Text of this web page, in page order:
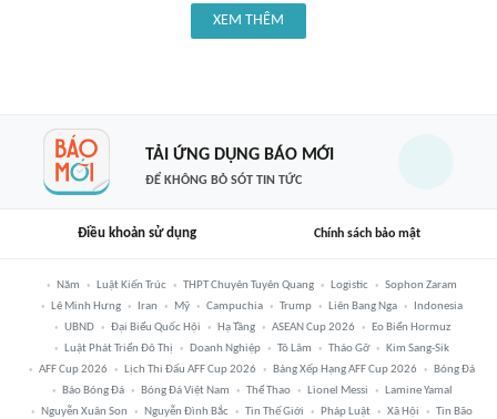
XEM THÊM
TẢI ỨNG DỤNG BÁO MỚI
ĐỂ KHÔNG BỎ SÓT TIN TỨC
Điều khoản sử dụng Chính sách bảo mật
Năm Luật Kiến Trúc THPT Chuyên Tuyên Quang Logistic
Sophon Zaram
Lê Minh Hưng
Iran Mỹ Campuchia Trump Liên Bang Nga
Indonesia
UBND
Đại Biểu Quốc Hội Hạ Tầng ASEAN Cup 2026
Eo Biển Hormuz
Luật Phát Triển Đô Thị
Doanh Nghiệp Tô Lâm Tháo Gỡ
Kim Sang-Sik
AFF Cup 2026
Lịch Thi Đấu AFF Cup 2026 Bảng Xếp Hạng AFF Cup 2026
Bóng Đá
Báo Bóng Đá
Bóng Đá Việt Nam Thể Thao Lionel Messi
Lamine Yamal
Nguyễn Xuân Son
Nguyễn Đình Bắc Tin Thế Giới Pháp Luật Xã Hội Tin Bão